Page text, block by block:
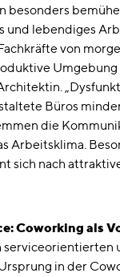
besonders
und lebendiges
von
Umgebung
Büros
die
Arbeitsklima.
sich nach
Coworking als
serviceorientierten
in der